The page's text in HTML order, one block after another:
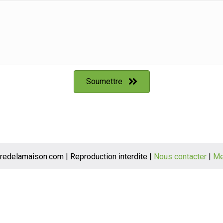
Soumettre
| Reproduction interdite | Nous contacter|